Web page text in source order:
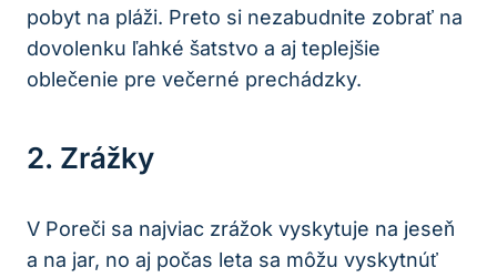
pobyt na pláži.​ Preto si nezabudnite zobrať na
⁣dovolenku ľahké šatstvo a aj teplejšie
oblečenie ‍pre večerné prechádzky.
2. ⁤Zrážky
V Poreči​ sa najviac zrážok vyskytuje⁤ na jeseň
a na‌ jar, no aj‌ počas leta sa môžu vyskytnúť